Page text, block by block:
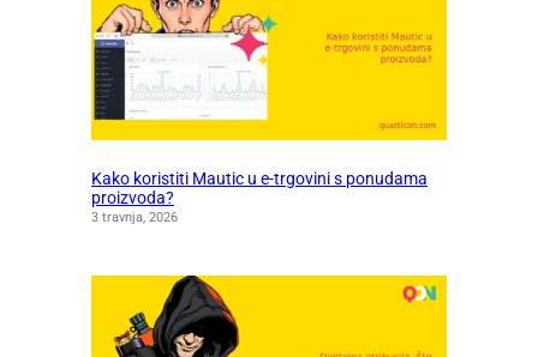
Kako koristiti Mautic u e-trgovini s ponudama
proizvoda?
3 travnja, 2026